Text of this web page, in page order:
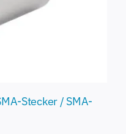
Stecker / SMA-